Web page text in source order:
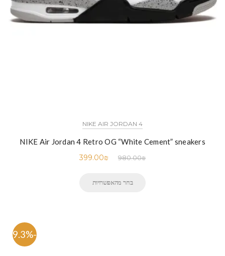
NIKE AIR JORDAN 4
NIKE Air Jordan 4 Retro OG “White Cement” sneakers
980.00₪
399.00₪
בחר מהאפשרויות
-59.3%